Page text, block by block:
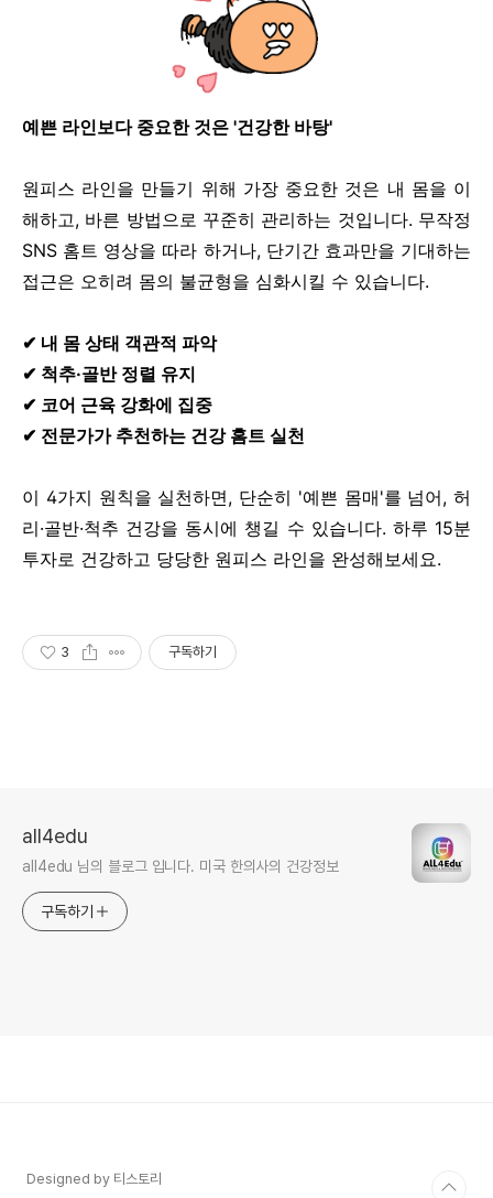
예쁜 라인보다 중요한 것은 '건강한 바탕'
원피스 라인을 만들기 위해 가장 중요한 것은 내 몸을 이
해하고, 바른 방법으로 꾸준히 관리하는 것입니다. 무작정
SNS 홈트 영상을 따라 하거나, 단기간 효과만을 기대하는
접근은 오히려 몸의 불균형을 심화시킬 수 있습니다.
✔ 내 몸 상태 객관적 파악
✔ 척추·골반 정렬 유지
✔ 코어 근육 강화에 집중
✔ 전문가가 추천하는 건강 홈트 실천
이 4가지 원칙을 실천하면, 단순히 '예쁜 몸매'를 넘어, 허
리·골반·척추 건강을 동시에 챙길 수 있습니다. 하루 15분
투자로 건강하고 당당한 원피스 라인을 완성해보세요.
3 구독하기
all4edu
all4edu 님의 블로그 입니다. 미국 한의사의 건강정보
구독하기
Designed by 티스토리